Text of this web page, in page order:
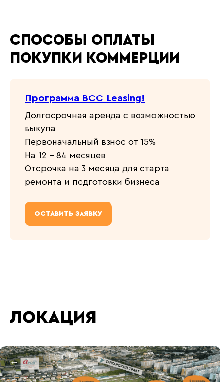
СПОСОБЫ ОПЛАТЫ
ПОКУПКИ КОММЕРЦИИ
Программа BCC Leasing!
Долгосрочная аренда с возможностью
выкупа
Первоначальный взнос от 15%
На 12 - 84 месяцев
Отсрочка на 3 месяца для старта
ремонта и подготовки бизнеса
ОСТАВИТЬ ЗАЯВКУ
ЛОКАЦИЯ